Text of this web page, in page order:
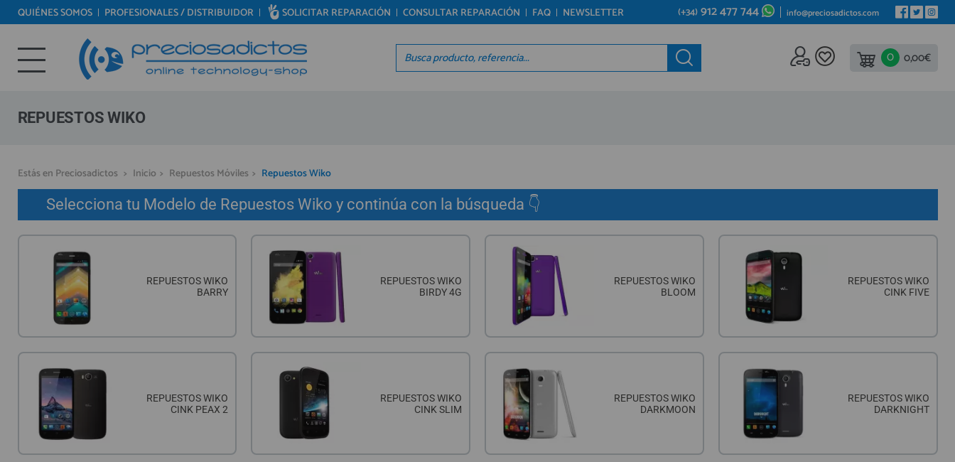
REPUESTOS MÓVILES
REPUESTOS TABLET
REPUESTOS VIDEOCONSOLAS
REPUESTOS OTROS DISPOSITIVOS
REPUESTOS PORTÁTILES
HERRAMIENTAS REPARACIÓN
PLACAS BASE
MÓVILES REACONDICIONADOS
ACCESORIOS
CRISTAL TEMPLADO
HIDROGEL APOKIN
OUTLET
Bienvenid@ otra vez
YA SOY CLIENTE
Recordarme ¿Olvidó su contraseña?Recordar aquí
Regístrate en un momento
¿ERES NUEVO?
REGISTRO CLIENTE
ÁREA DE PROFESIONALES
QUIÉNES SOMOS PROFESIONALES / DISTRIBUIDOR SOLICITAR REPARACIÓN CONSULTAR REPARACIÓN FAQ NEWSLETTER (+34)912 477 744 info@preciosadictos.com
0 0,00€
REPUESTOS WIKO
Estás en Preciosadictos > Inicio > Repuestos Móviles > Repuestos Wiko
Selecciona tu Modelo de Repuestos Wiko y continúa con la búsqueda 👇
REPUESTOS WIKO
BARRY
REPUESTOS WIKO
BIRDY 4G
REPUESTOS WIKO
BLOOM
REPUESTOS WIKO
CINK FIVE
REPUESTOS WIKO
CINK PEAX 2
REPUESTOS WIKO
CINK SLIM
REPUESTOS WIKO
DARKMOON
REPUESTOS WIKO
DARKNIGHT